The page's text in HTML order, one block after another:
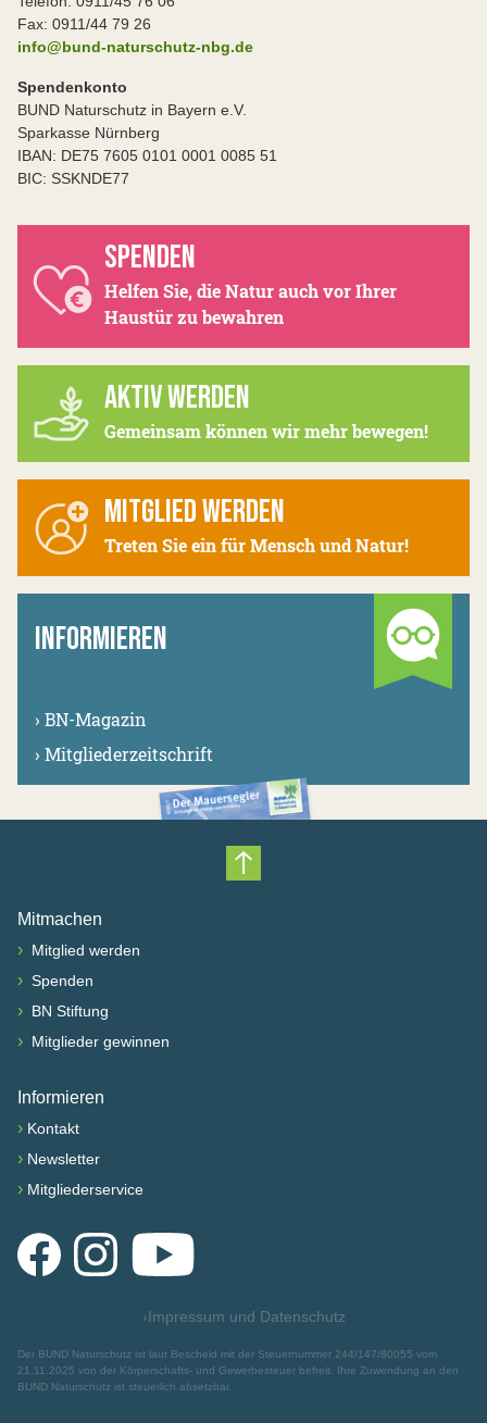
Fax: 0911/44 79 26
info@bund-naturschutz-nbg.de
Spendenkonto
BUND Naturschutz in Bayern e.V.
Sparkasse Nürnberg
IBAN: DE75 7605 0101 0001 0085 51
BIC: SSKNDE77
SPENDEN
Helfen Sie, die Natur auch vor Ihrer
Haustür zu bewahren
AKTIV WERDEN
Gemeinsam können wir mehr bewegen!
MITGLIED WERDEN
Treten Sie ein für Mensch und Natur!
INFORMIEREN
› BN-Magazin
› Mitgliederzeitschrift
Nach oben scrollen
Mitmachen
› Mitglied werden
› Spenden
› BN Stiftung
› Mitglieder gewinnen
Informieren
› Kontakt
› Newsletter
› Mitgliederservice
FacebookInstagramYouTube
›Impressum und Datenschutz
Der BUND Naturschutz ist laut Bescheid mit der Steuernummer 244/147/80055 vom
21.11.2025 von der Körperschafts- und Gewerbesteuer befreit. Ihre Zuwendung an den
BUND Naturschutz ist steuerlich absetzbar.